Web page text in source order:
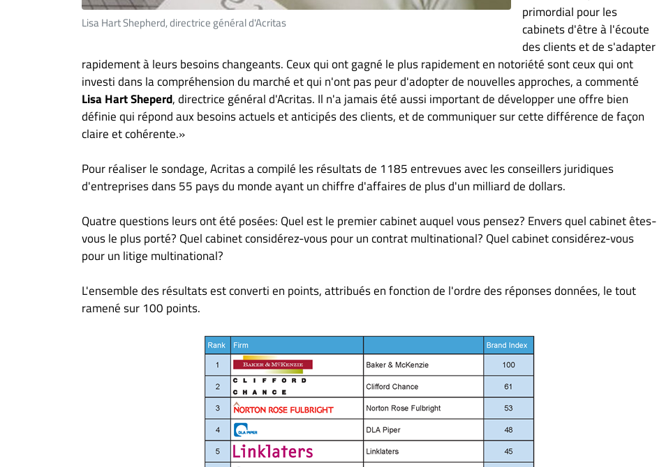
Lisa Hart Shepherd, directrice général d'Acritas
primordial pour les
cabinets d'être à l'écoute
des clients et de s'adapter
rapidement à leurs besoins changeants. Ceux qui ont gagné le plus rapidement en notoriété sont ceux qui ont
investi dans la compréhension du marché et qui n'ont pas peur d'adopter de nouvelles approches, a commenté
Lisa Hart Sheperd, directrice général d'Acritas. Il n'a jamais été aussi important de développer une offre bien
définie qui répond aux besoins actuels et anticipés des clients, et de communiquer sur cette différence de façon
claire et cohérente.»
Pour réaliser le sondage, Acritas a compilé les résultats de 1185 entrevues avec les conseillers juridiques
d'entreprises dans 55 pays du monde ayant un chiffre d'affaires de plus d'un milliard de dollars.
Quatre questions leurs ont été posées: Quel est le premier cabinet auquel vous pensez? Envers quel cabinet êtes-
vous le plus porté? Quel cabinet considérez-vous pour un contrat multinational? Quel cabinet considérez-vous
pour un litige multinational?
L'ensemble des résultats est converti en points, attribués en fonction de l'ordre des réponses données, le tout
ramené sur 100 points.